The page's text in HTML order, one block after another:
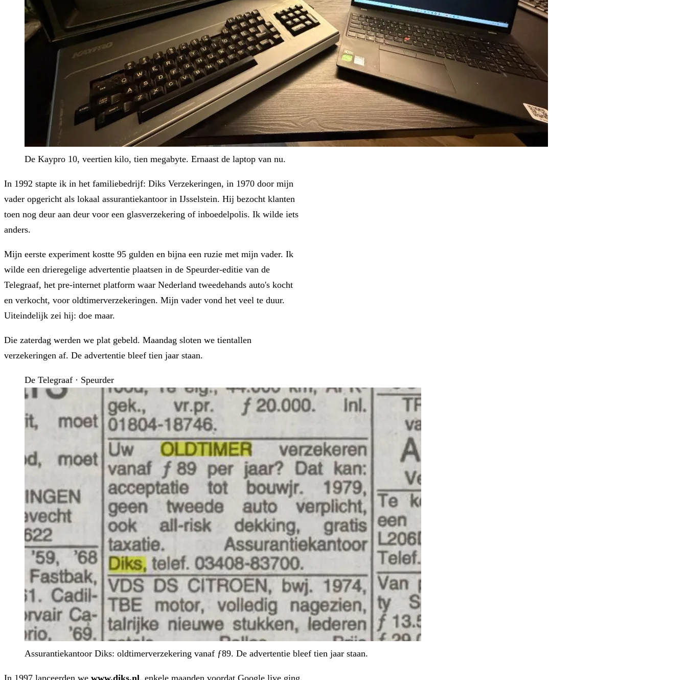
De Kaypro 10, veertien kilo, tien megabyte. Ernaast de laptop van nu.
In 1992 stapte ik in het familiebedrijf: Diks Verzekeringen, in 1970 door mijn
vader opgericht als lokaal assurantiekantoor in IJsselstein. Hij bezocht klanten
toen nog deur aan deur voor een glasverzekering of inboedelpolis. Ik wilde iets
anders.
Mijn eerste experiment kostte 95 gulden en bijna een ruzie met mijn vader. Ik
wilde een drieregelige advertentie plaatsen in de Speurder-editie van de
Telegraaf, het pre-internet platform waar Nederland tweedehands auto's kocht
en verkocht, voor oldtimerverzekeringen. Mijn vader vond het veel te duur.
Uiteindelijk zei hij: doe maar.
Die zaterdag werden we plat gebeld. Maandag sloten we tientallen
verzekeringen af. De advertentie bleef tien jaar staan.
De Telegraaf · Speurder
Assurantiekantoor Diks: oldtimerverzekering vanaf ƒ89. De advertentie bleef tien jaar staan.
In 1997 lanceerden we www.diks.nl, enkele maanden voordat Google live ging.